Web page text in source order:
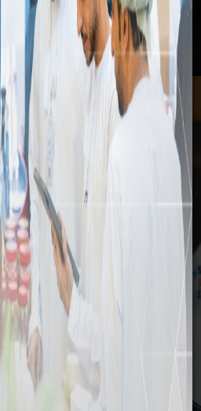
وسائل الإعلام
الرئيسية وسائل الإعلام
الأخبار
التوقيع على عقد لتنفيذ مشروع إعداد
العامة للمناطق الاقتصادية الخاصة